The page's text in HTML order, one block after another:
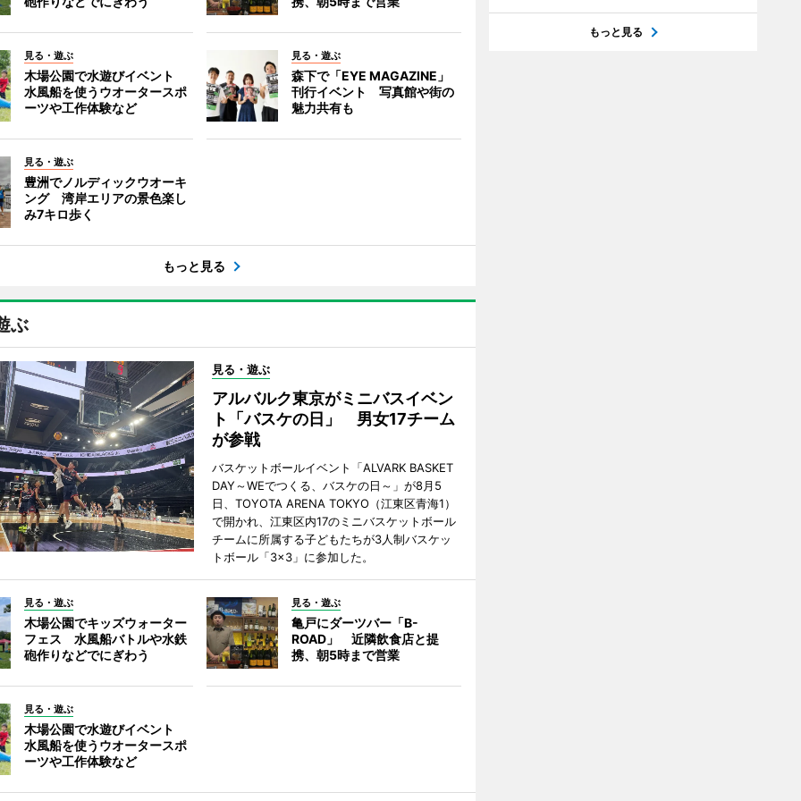
見る・遊ぶ
木場公園で水遊びイベント
水風船を使うウオータースポ
ーツや工作体験など
見る・遊ぶ
森下で「EYE MAGAZINE」
刊行イベント 写真館や街の
魅力共有も
見る・遊ぶ
豊洲でノルディックウオーキ
ング 湾岸エリアの景色楽し
み7キロ歩く
もっと見る
ぶ
見る・遊ぶ
アルバルク東京がミニバスイベン
ト「バスケの日」 男女17チーム
が参戦
バスケットボールイベント「ALVARK BASKET
DAY～WEでつくる、バスケの日～」が8月5
日、TOYOTA ARENA TOKYO（江東区青海1）
で開かれ、江東区内17のミニバスケットボール
チームに所属する子どもたちが3人制バスケッ
トボール「3×3」に参加した。
見る・遊ぶ
木場公園でキッズウォーター
フェス 水風船バトルや水鉄
砲作りなどでにぎわう
見る・遊ぶ
亀戸にダーツバー「B-
ROAD」 近隣飲食店と提
携、朝5時まで営業
見る・遊ぶ
木場公園で水遊びイベント
水風船を使うウオータースポ
ーツや工作体験など
もっと見る